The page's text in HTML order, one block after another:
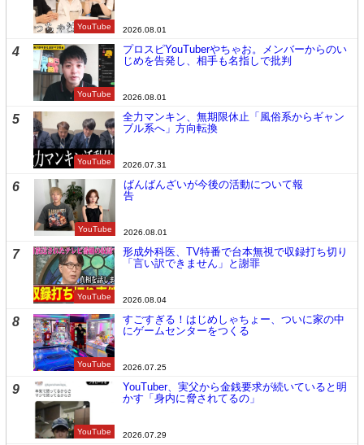
YouTube 2026.08.01
4
YouTube
プロスピYouTuberやちゃお。メンバーからのい
じめを告発し、相手も名指しで批判
2026.08.01
5
YouTube
全力マンキン、無期限休止「風俗系からギャン
ブル系へ」方向転換
2026.07.31
6
YouTube
ばんばんざいが今後の活動について報
告
2026.08.01
7
YouTube
形成外科医、TV特番で台本無視で収録打ち切り
「言い訳できません」と謝罪
2026.08.04
8
YouTube
すごすぎる！はじめしゃちょー、ついに家の中
にゲームセンターをつくる
2026.07.25
9
YouTube
YouTuber、実父から金銭要求が続いていると明
かす「身内に脅されてるの」
2026.07.29